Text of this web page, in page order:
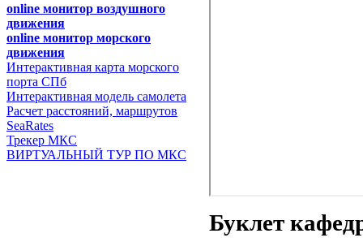
online монитор воздушного
движения
online монитор морского
движения
Интерактивная карта морского
порта СПб
Интерактивная модель самолета
Расчет расстояний, маршрутов
SeaRates
Трекер МКС
ВИРТУАЛЬНЫЙ ТУР ПО МКС
Буклет